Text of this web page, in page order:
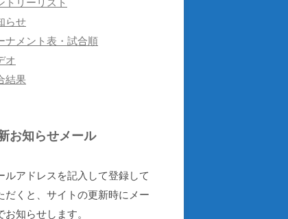
トリーリスト
らせ
ナメント表・試合順
オ
結果
お知らせメール
ルアドレスを記入して登録して
だくと、サイトの更新時にメー
お知らせします。